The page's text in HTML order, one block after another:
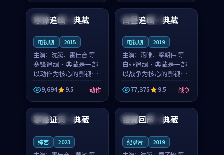
凑，值得推荐观看。
节奏紧凑，值得推荐观
看。
日本 院线
寒锋追缉·典藏
电视剧 2015
主演： 沈腾、雷佳音 等
寒锋追缉·典藏是一部
以动作为核心的影视作
品，围绕危机、反转与
人物成长展开，整体节
奏紧凑，值得推荐观
看。
9,694 9.5 动作
法国 杜比
白昼追缉·典藏
电视剧 2019
主演： 汤唯、梁朝伟 等
白昼追缉·典藏是一部
以战争为核心的影视作
品，围绕危机、反转与
人物成长展开，整体节
奏紧凑，值得推荐观
看。
77,375 9.5 战争
法国 完结
寒锋证词·典藏
综艺 2023
韩国 热播
银翼回声·典藏
纪录片 2019